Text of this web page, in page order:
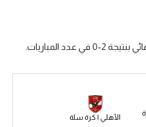
المباريات.
الأهلي | كرة سلة